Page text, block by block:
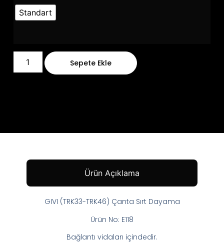
Standart
Sepete Ekle
Ürün Açıklama
GIVI (TRK33-TRK46) Çanta Sırt Dayama
Ürün No: E118
Bağlantı vidaları içindedir.